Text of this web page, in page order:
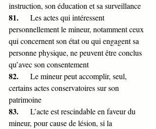
instruction, son éducation et sa surveillance
81. Les actes qui intéressent
personnellement le mineur, notamment ceux
qui concernent son état ou qui engagent sa
personne physique, ne peuvent être conclus
qu’avec son consentement
82. Le mineur peut accomplir, seul,
certains actes conservatoires sur son
patrimoine
83. L’acte est rescindable en faveur du
mineur, pour cause de lésion, si la